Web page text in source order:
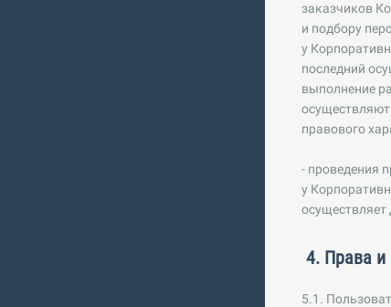
заказчиков
и подбору
у
последний
выполнение
осуществляют
правового
- проведения
у
осуществляет
4. Права и
5.1.